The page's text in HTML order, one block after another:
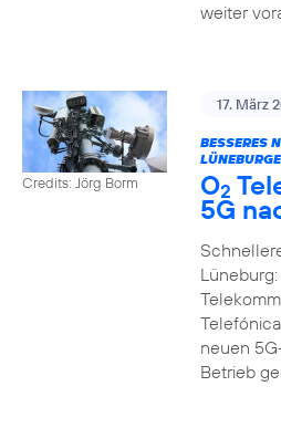
weiter
Credits: Jörg Borm
17. März
BESSERES
O2
5G
neuen
Betrieb